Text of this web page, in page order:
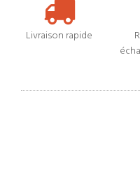
Livraison rapide